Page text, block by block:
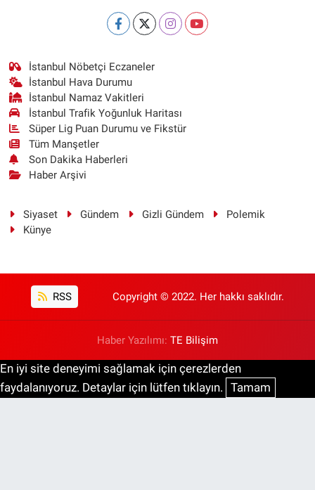
İstanbul Nöbetçi Eczaneler
İstanbul Hava Durumu
İstanbul Namaz Vakitleri
İstanbul Trafik Yoğunluk Haritası
Süper Lig Puan Durumu ve Fikstür
Tüm Manşetler
Son Dakika Haberleri
Haber Arşivi
Siyaset Gündem Gizli Gündem
Polemik
Künye
RSS Copyright © 2022. Her hakkı saklıdır.
Haber Yazılımı: TE Bilişim
En iyi site deneyimi sağlamak için çerezlerden
faydalanıyoruz. Detaylar için lütfen tıklayın. Tamam